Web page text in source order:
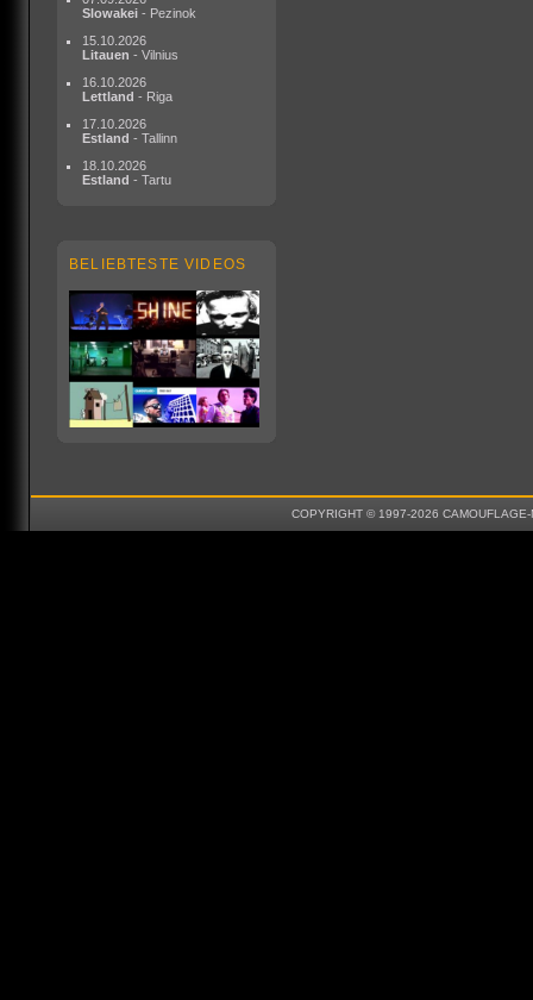
Slowakei - Pezinok
15.10.2026
Litauen - Vilnius
16.10.2026
Lettland - Riga
17.10.2026
Estland - Tallinn
18.10.2026
Estland - Tartu
BELIEBTESTE VIDEOS
COPYRIGHT © 1997-2026 CAMOUFLAGE-